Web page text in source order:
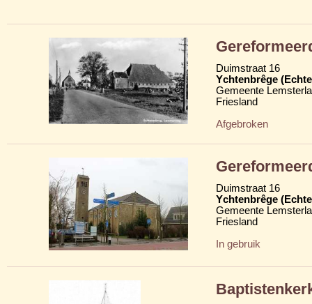
Duimstraat 16
Ychtenbrêge
Gemeente
Friesland
Afgebroken
Duimstraat 16
Ychtenbrêge
Gemeente
Friesland
In gebruik